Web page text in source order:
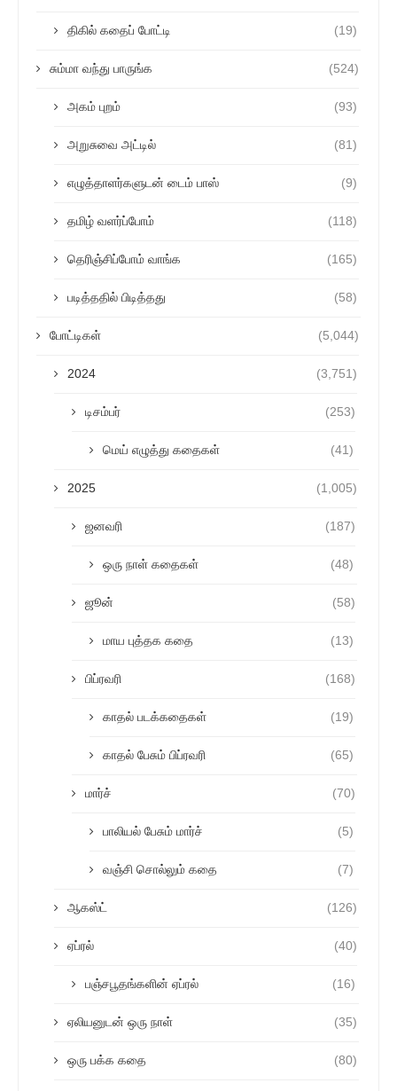
திகில் கதைப் போட்டி (19)
சும்மா வந்து பாருங்க (524)
அகம் புறம் (93)
அறுசுவை அட்டில் (81)
எழுத்தாளர்களுடன் டைம் பாஸ் (9)
தமிழ் வளர்ப்போம் (118)
தெரிஞ்சிப்போம் வாங்க (165)
படித்ததில் பிடித்தது (58)
போட்டிகள் (5,044)
2024 (3,751)
டிசம்பர் (253)
மெய் எழுத்து கதைகள் (41)
2025 (1,005)
ஜனவரி (187)
ஒரு நாள் கதைகள் (48)
ஜூன் (58)
மாய புத்தக கதை (13)
பிப்ரவரி (168)
காதல் படக்கதைகள் (19)
காதல் பேசும் பிப்ரவரி (65)
மார்ச் (70)
பாலியல் பேசும் மார்ச் (5)
வஞ்சி சொல்லும் கதை (7)
ஆகஸ்ட் (126)
ஏப்ரல் (40)
பஞ்சபூதங்களின் ஏப்ரல் (16)
ஏலியனுடன் ஒரு நாள் (35)
ஒரு பக்க கதை (80)